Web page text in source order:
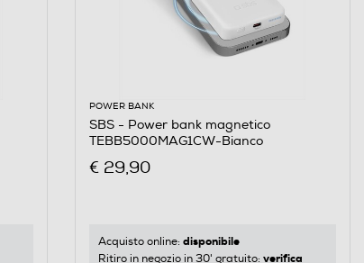
POWER BANK
SBS - Power bank magnetico
TEBB5000MAG1CW-Bianco
€ 29,90
Acquisto online: disponibile
Ritiro in negozio in 30' gratuito: verifica